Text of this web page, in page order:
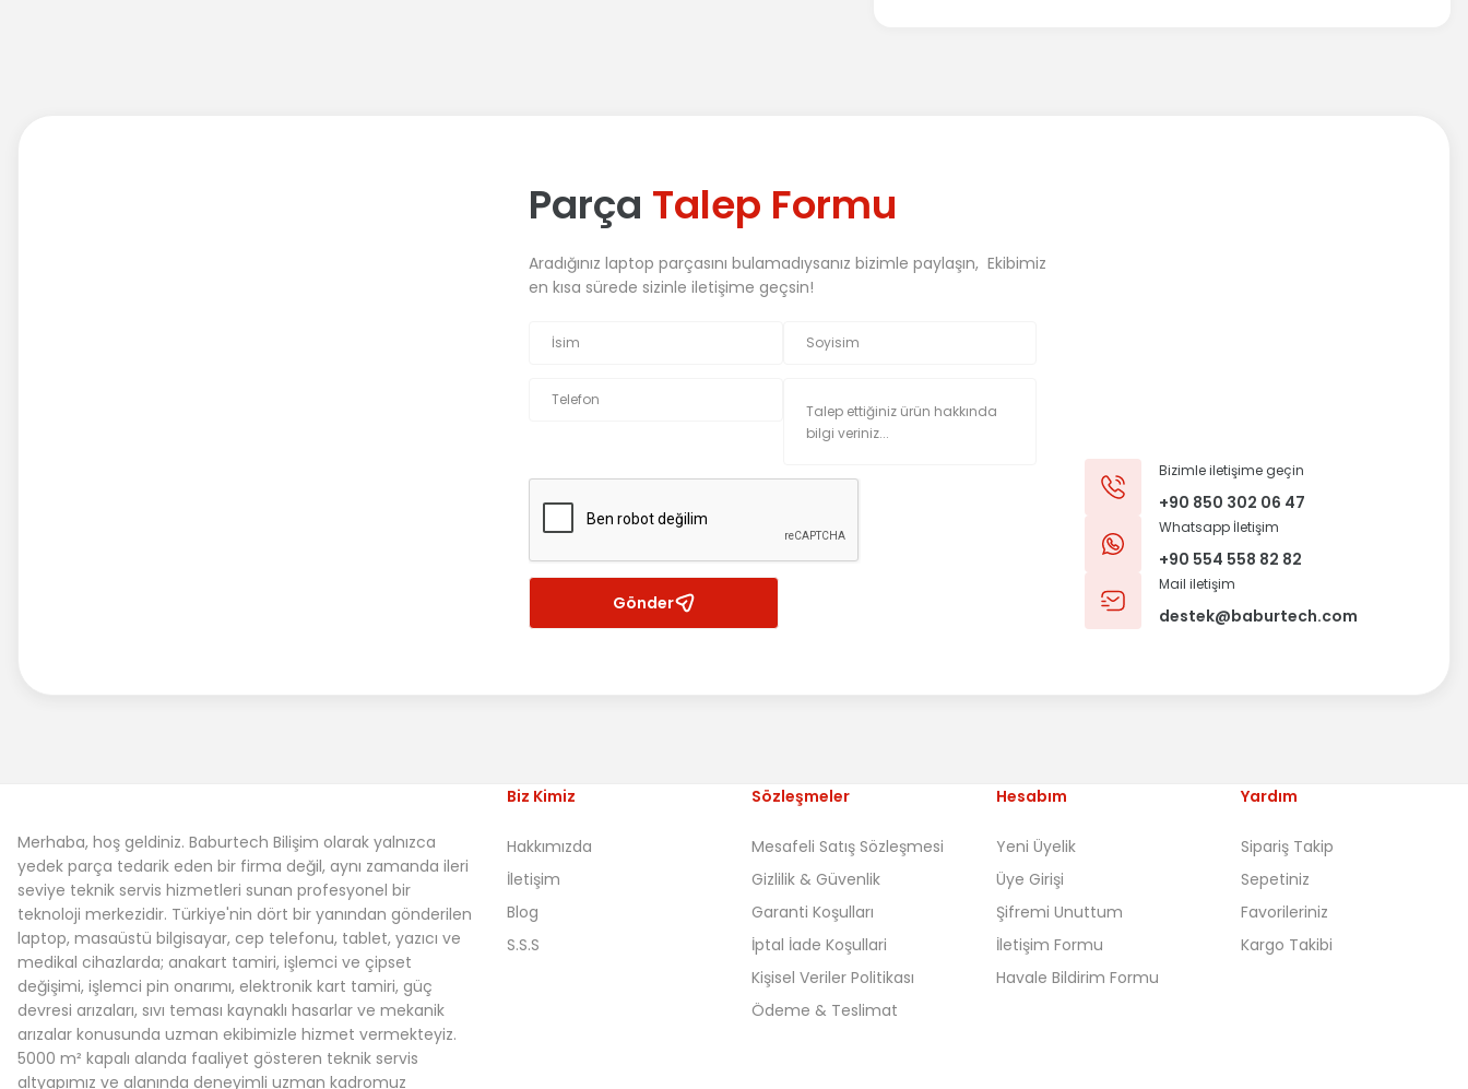
Parça Talep Formu
Aradığınız laptop parçasını bulamadıysanız bizimle paylaşın, Ekibimiz
en kısa sürede sizinle iletişime geçsin!
Gönder
Bizimle iletişime geçin
+90 850 302 06 47
Whatsapp İletişim
+90 554 558 82 82
Mail iletişim
destek@baburtech.com
Merhaba, hoş geldiniz. Baburtech Bilişim olarak yalnızca
yedek parça tedarik eden bir firma değil, aynı zamanda ileri
seviye teknik servis hizmetleri sunan profesyonel bir
teknoloji merkezidir. Türkiye'nin dört bir yanından gönderilen
laptop, masaüstü bilgisayar, cep telefonu, tablet, yazıcı ve
medikal cihazlarda; anakart tamiri, işlemci ve çipset
değişimi, işlemci pin onarımı, elektronik kart tamiri, güç
devresi arızaları, sıvı teması kaynaklı hasarlar ve mekanik
arızalar konusunda uzman ekibimizle hizmet vermekteyiz.
5000 m² kapalı alanda faaliyet gösteren teknik servis
altyapımız ve alanında deneyimli uzman kadromuz
Biz Kimiz
Hakkımızda
İletişim
Blog
S.S.S
Sözleşmeler
Mesafeli Satış Sözleşmesi
Gizlilik & Güvenlik
Garanti Koşulları
İptal İade Koşullari
Kişisel Veriler Politikası
Ödeme & Teslimat
Hesabım
Yeni Üyelik
Üye Girişi
Şifremi Unuttum
İletişim Formu
Havale Bildirim Formu
Yardım
Sipariş Takip
Sepetiniz
Favorileriniz
Kargo Takibi